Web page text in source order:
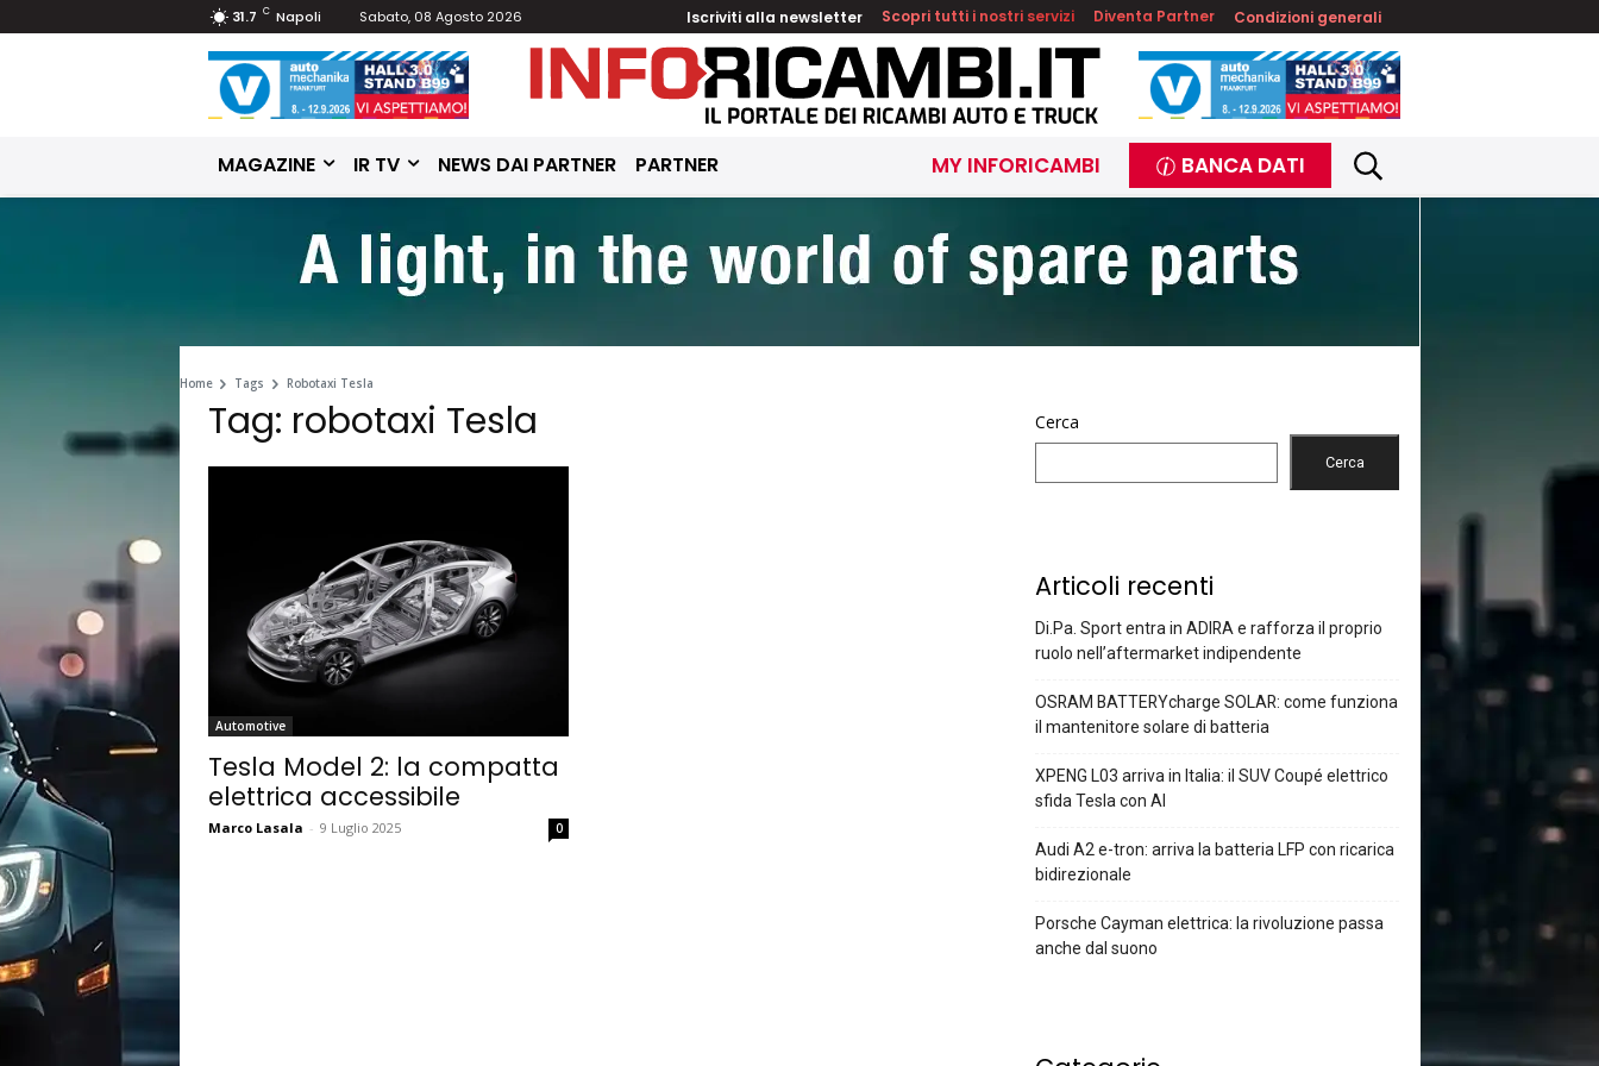
31.7 C Napoli Sabato, 08 Agosto 2026 Iscriviti alla newsletter Scopri tutti i nostri servizi Diventa Partner Condizioni generali
MAGAZINE IR TV NEWS DAI PARTNER PARTNER MY INFORICAMBI BANCA DATI
Home Tags Robotaxi Tesla
Tag: robotaxi Tesla
Automotive
Tesla Model 2: la compatta
elettrica accessibile
Marco Lasala - 9 Luglio 2025 0
Cerca
Cerca
Articoli recenti
Di.Pa. Sport entra in ADIRA e rafforza il proprio
ruolo nell’aftermarket indipendente
OSRAM BATTERYcharge SOLAR: come funziona
il mantenitore solare di batteria
XPENG L03 arriva in Italia: il SUV Coupé elettrico
sfida Tesla con AI
Audi A2 e-tron: arriva la batteria LFP con ricarica
bidirezionale
Porsche Cayman elettrica: la rivoluzione passa
anche dal suono